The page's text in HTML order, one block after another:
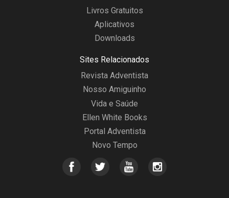
Livros Gratuitos
Aplicativos
Downloads
Sites Relacionados
Revista Adventista
Nosso Amiguinho
Vida e Saúde
Ellen White Books
Portal Adventista
Novo Tempo